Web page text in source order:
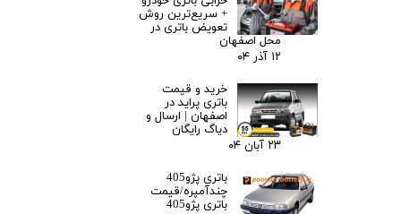
+ سریع‌ترین روش
تعویض باتری در
محل اصفهان
۱۲ آذر ۰۴
خرید و قیمت
باتری پراید در
اصفهان | ارسال و
دیاگ رایگان
۲۳ آبان ۰۴
باتری پژو405
چندآمپره/قیمت
باتری پژو405